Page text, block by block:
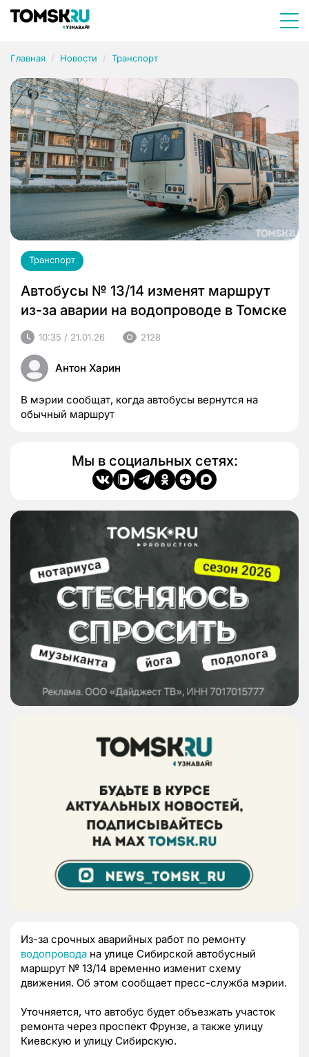
Главная Новости Транспорт
Транспорт
Автобусы № 13/14 изменят маршрут
из-за аварии на водопроводе в Томске
10:35 / 21.01.26 2128
Антон Харин
В мэрии сообщат, когда автобусы вернутся на
обычный маршрут
Мы в социальных сетях:
Из-за срочных аварийных работ по ремонту
водопровода на улице Сибирской автобусный
маршрут № 13/14 временно изменит схему
движения. Об этом сообщает пресс-служба мэрии.
Уточняется, что автобус будет объезжать участок
ремонта через проспект Фрунзе, а также улицу
Киевскую и улицу Сибирскую.